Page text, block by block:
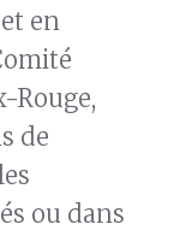
en
Rouge,
de
ou dans